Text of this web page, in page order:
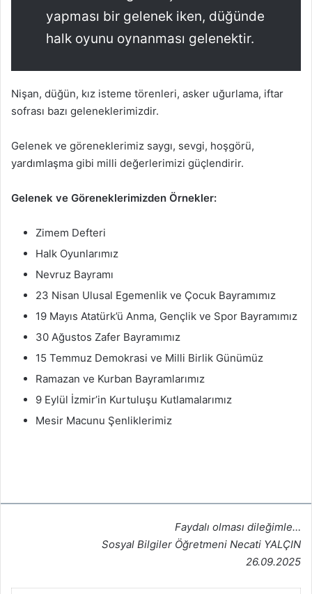
yapması bir gelenek iken, düğünde
halk oyunu oynanması gelenektir.
Nişan, düğün, kız isteme törenleri, asker uğurlama, iftar
sofrası bazı geleneklerimizdir.
Gelenek ve göreneklerimiz saygı, sevgi, hoşgörü,
yardımlaşma gibi milli değerlerimizi güçlendirir.
Gelenek ve Göreneklerimizden Örnekler:
Zimem Defteri
Halk Oyunlarımız
Nevruz Bayramı
23 Nisan Ulusal Egemenlik ve Çocuk Bayramımız
19 Mayıs Atatürk’ü Anma, Gençlik ve Spor Bayramımız
30 Ağustos Zafer Bayramımız
15 Temmuz Demokrasi ve Milli Birlik Günümüz
Ramazan ve Kurban Bayramlarımız
9 Eylül İzmir’in Kurtuluşu Kutlamalarımız
Mesir Macunu Şenliklerimiz
Faydalı olması dileğimle…
Sosyal Bilgiler Öğretmeni Necati YALÇIN
26.09.2025